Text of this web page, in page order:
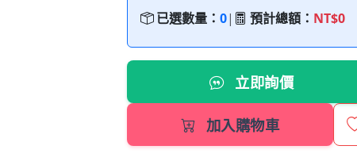
已選數量：0| 預計總額： NT$0
立即詢價
加入購物車